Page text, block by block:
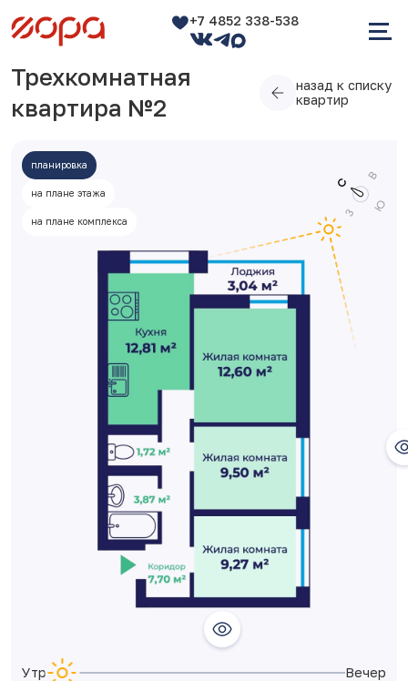
+7 4852 338-538
Трехкомнатная
квартира №2
назад к списку
квартир
планировка
на плане этажа
на плане комплекса
Утро Вечер